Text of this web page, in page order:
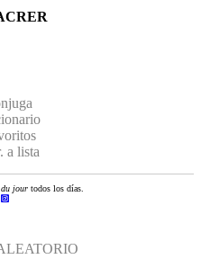
a lista
jourtodos los días.